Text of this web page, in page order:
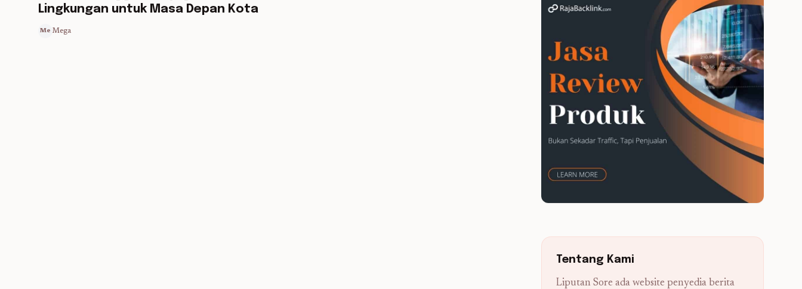
Lingkungan untuk Masa Depan Kota
Me Mega
Tentang Kami
Liputan Sore ada website penyedia berita